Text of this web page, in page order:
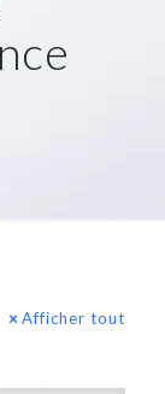
Afficher tout